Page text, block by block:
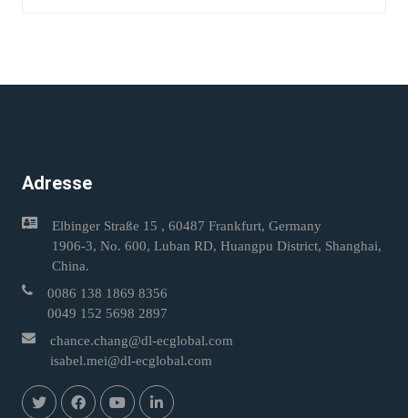
Adresse
Elbinger Straße 15 , 60487 Frankfurt, Germany
1906-3, No. 600, Luban RD, Huangpu District, Shanghai,
China.
0086 138 1869 8356
0049 152 5698 2897
chance.chang@dl-ecglobal.com
isabel.mei@dl-ecglobal.com